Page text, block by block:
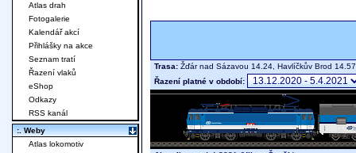
Trasa: Žďár nad Sázavou 14.24, Havlíčkův Brod
Řazení platné v období:
Atlas drah
Fotogalerie
Kalendář akcí
Přihlášky na akce
Seznam tratí
Řazení vlaků
eShop
Odkazy
RSS kanál
:. Weby
Atlas lokomotiv